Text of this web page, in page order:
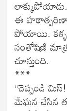
లాక్కుపోయాడు.
ఈ
పోయాయి.
సంతోషిణి
చూస్తుంది.
***
“చెప్పండి
మేఘన చేసిన